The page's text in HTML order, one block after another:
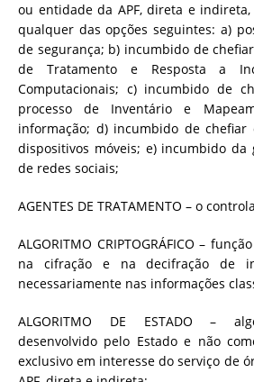
ou entidade da APF, direta e
qualquer das opções seguintes: a)
de segurança; b) incumbido de
de Tratamento e Resposta a
Computacionais; c) incumbido de
processo de Inventário e
informação; d) incumbido de
dispositivos móveis; e) incumbido da
de redes sociais;
AGENTES DE TRATAMENTO – o
ALGORITMO CRIPTOGRÁFICO –
na cifração e na decifração de
necessariamente nas informações
ALGORITMO DE ESTADO –
desenvolvido pelo Estado e não
exclusivo em interesse do serviço de